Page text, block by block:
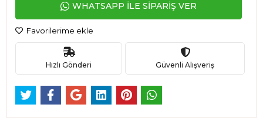
WHATSAPP İLE SİPARİŞ VER
Favorilerime ekle
Hızlı Gönderi Güvenli Alışveriş